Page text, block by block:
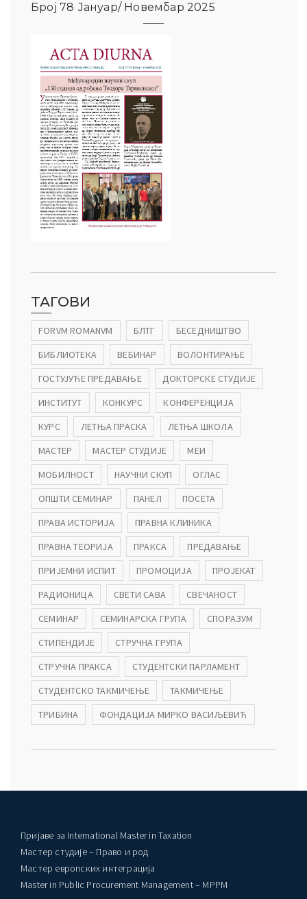
Број 78 Јануар/ Новембар 2025
ТАГОВИ
FORVM ROMANVM БЛТГ
БЕСЕДНИШТВО
БИБЛИОТЕКА
ВЕБИНАР
ВОЛОНТИРАЊЕ
ГОСТУЈУЋЕ ПРЕДАВАЊЕ
ДОКТОРСКЕ СТУДИЈЕ
ИНСТИТУТ
КОНКУРС
КОНФЕРЕНЦИЈА
КУРС
ЛЕТЊА ПРАСКА
ЛЕТЊА ШКОЛА
МАСТЕР
МАСТЕР СТУДИЈЕ
МЕИ
МОБИЛНОСТ
НАУЧНИ СКУП
ОГЛАС
ОПШТИ СЕМИНАР
ПАНЕЛ
ПОСЕТА
ПРАВА ИСТОРИЈА
ПРАВНА КЛИНИКА
ПРАВНА ТЕОРИЈА
ПРАКСА
ПРЕДАВАЊЕ
ПРИЈЕМНИ ИСПИТ
ПРОМОЦИЈА
ПРОЈЕКАТ
РАДИОНИЦА
СВЕТИ САВА
СВЕЧАНОСТ
СЕМИНАР
СЕМИНАРСКА ГРУПА
СПОРАЗУМ
СТИПЕНДИЈЕ
СТРУЧНА ГРУПА
СТРУЧНА ПРАКСА
СТУДЕНТСКИ ПАРЛАМЕНТ
СТУДЕНТСКО ТАКМИЧЕЊЕ
ТАКМИЧЕЊЕ
ТРИБИНА
ФОНДАЦИЈА МИРКО ВАСИЉЕВИЋ
Пријаве за International Master in Taxation
Мастер студије – Право и род
Мастер европских интеграција
Master in Public Procurement Management – MPPM